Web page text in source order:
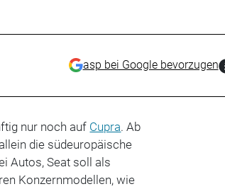
asp bei Google bevorzugen
nur noch auf Cupra. Ab
die südeuropäische
Autos, Seat soll als
Konzernmodellen, wie